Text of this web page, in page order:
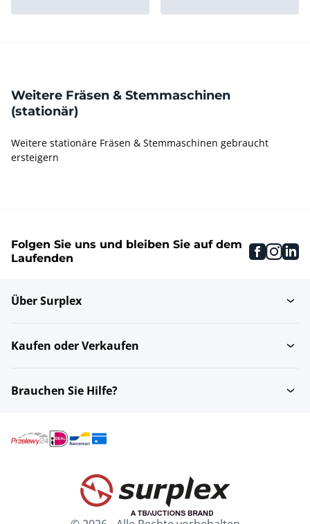
Weitere Fräsen & Stemmaschinen
(stationär)
Weitere stationäre Fräsen & Stemmaschinen gebraucht
ersteigern
Folgen Sie uns und bleiben Sie auf dem
Laufenden
Über Surplex
Kaufen oder Verkaufen
Brauchen Sie Hilfe?